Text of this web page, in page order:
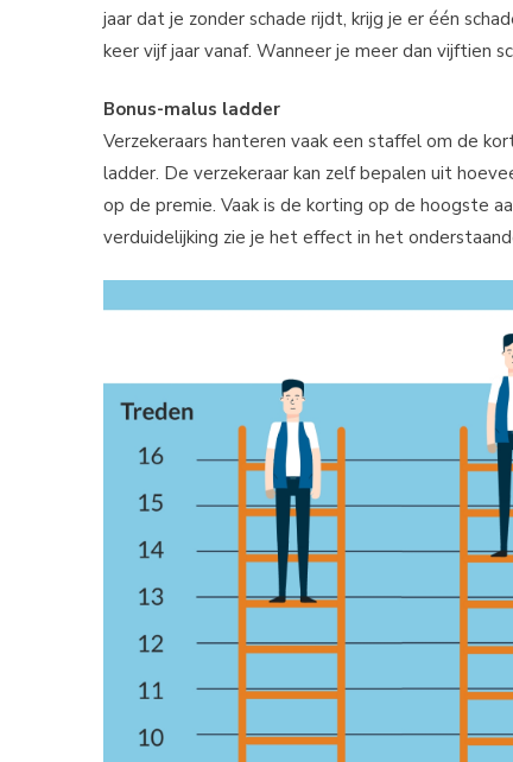
jaar dat je zonder schade rijdt, krijg je er één
keer vijf jaar vanaf. Wanneer je meer dan vijftien
Bonus-malus ladder
Verzekeraars hanteren vaak een staffel om de
ladder. De verzekeraar kan zelf bepalen uit
op de premie. Vaak is de korting op de hoogste
verduidelijking zie je het effect in het